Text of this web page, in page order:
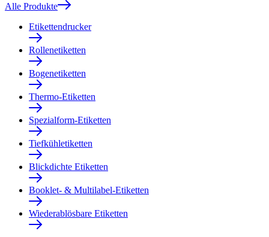
Alle Produkte
Etikettendrucker
Rollenetiketten
Bogenetiketten
Thermo-Etiketten
Spezialform-Etiketten
Tiefkühletiketten
Blickdichte Etiketten
Booklet- & Multilabel-Etiketten
Wiederablösbare Etiketten